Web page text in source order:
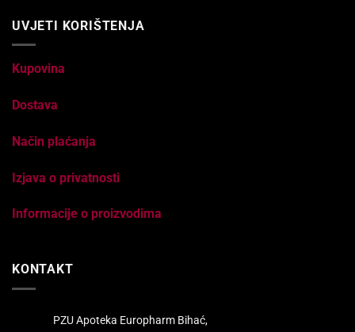
UVJETI KORIŠTENJA
Kupovina
Dostava
Način plaćanja
Izjava o privatnosti
Informacije o proizvodima
KONTAKT
PZU Apoteka Europharm Bihać,